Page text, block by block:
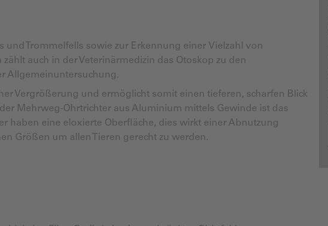
Trommelfells sowie zur Erkennung einer Vielzahl von
auch in der Veterinärmedizin das Otoskop zu den
Allgemeinuntersuchung.
Vergrößerung und ermöglicht somit einen tieferen, scharfen Blick
Mehrweg-Ohrtrichter aus Aluminium mittels Gewinde ist das
haben eine eloxierte Oberfläche, dies wirkt einer Abnutzung
Größen um allen Tieren gerecht zu werden.